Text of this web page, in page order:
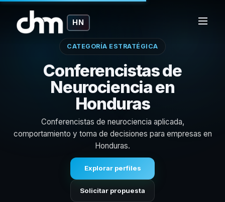
HN
CATEGORÍA ESTRATÉGICA
Conferencistas de
Neurociencia en
Honduras
Conferencistas de neurociencia aplicada,
comportamiento y toma de decisiones para empresas en
Honduras.
Explorar perfiles
Solicitar propuesta